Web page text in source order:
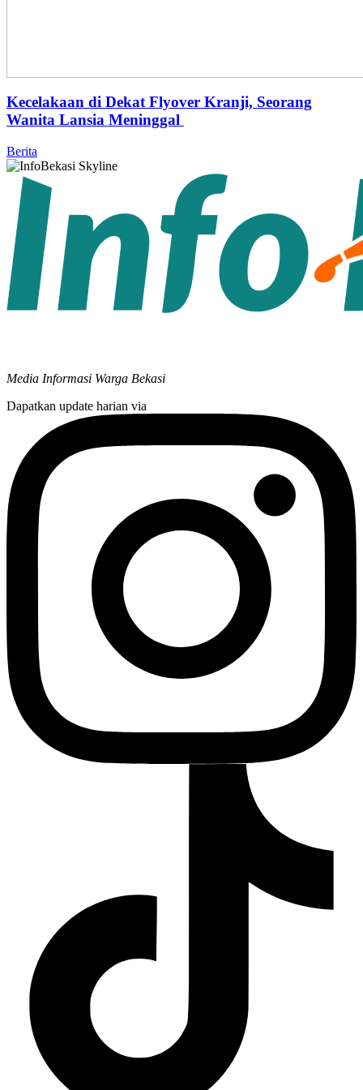
Kecelakaan di Dekat Flyover Kranji, Seorang
Wanita Lansia Meninggal
Berita
Media Informasi Warga Bekasi
Dapatkan update harian via